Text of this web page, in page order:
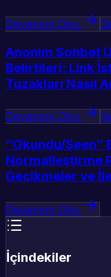
Devamını Oku
Anonim Sohbet
Belirtileri: Link
Tuzakları Nasıl
Devamını Oku
“Okundu/Seen”
Normalleştirme
Gecikmeler ve
Devamını Oku
İçindekiler